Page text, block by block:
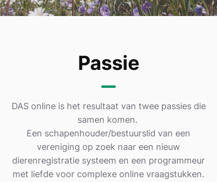
Passie
DAS online is het resultaat van twee passies die
samen komen.
Een schapenhouder/bestuurslid van een
vereniging op zoek naar een nieuw
dierenregistratie systeem en een programmeur
met liefde voor complexe online vraagstukken.